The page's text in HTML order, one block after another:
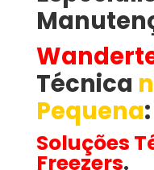
Técnica
Pequena​:
Soluções
Freezers.